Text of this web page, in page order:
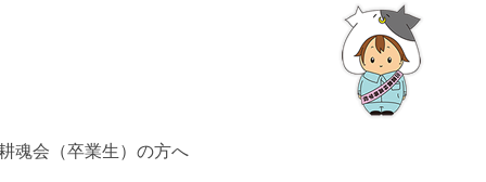
魂会（卒業生）の方へ